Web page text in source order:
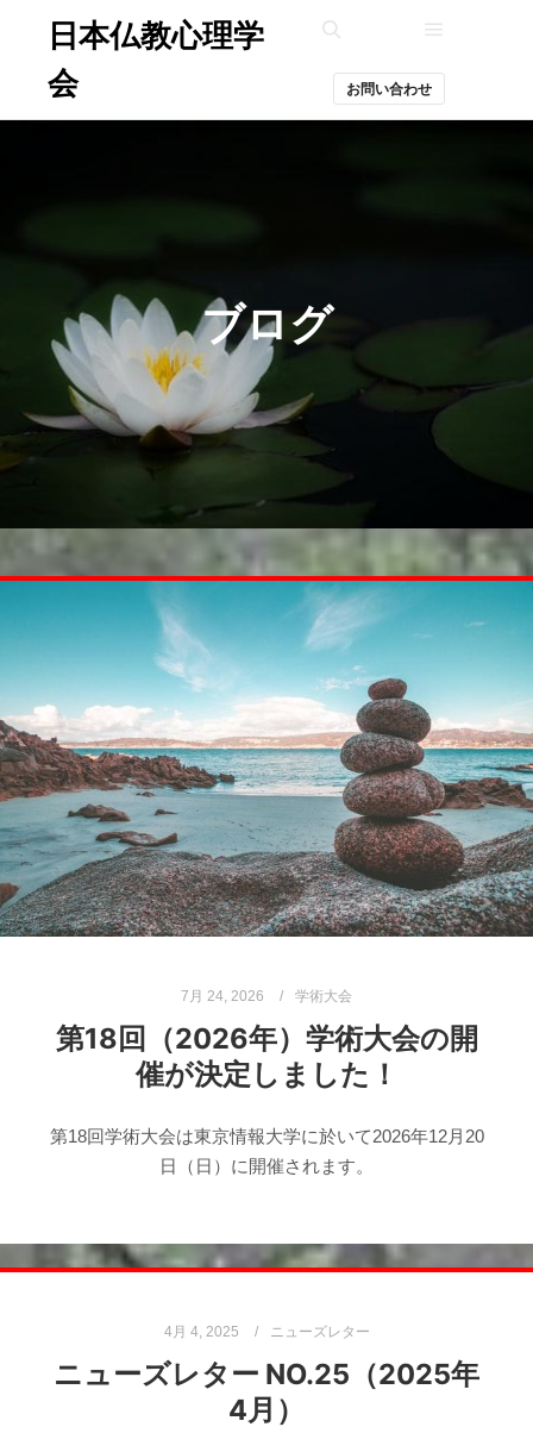
日本仏教心理学
会
お問い合わせ
ブログ
7月 24, 2026 学術大会
第18回（2026年）学術大会の開
催が決定しました！
第18回学術大会は東京情報大学に於いて2026年12月20
日（日）に開催されます。
4月 4, 2025 ニューズレター
ニューズレター NO.25（2025年
4月）